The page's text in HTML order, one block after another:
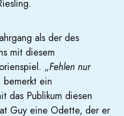
als der des
mit diesem
„Fehlen nur
bemerkt ein
das Publikum diesen
Guy eine Odette, der er